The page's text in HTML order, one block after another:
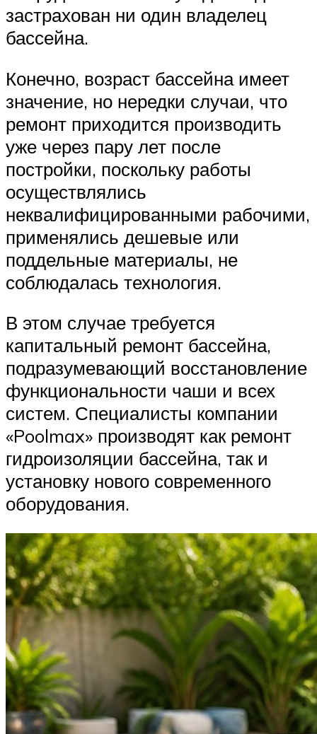
застрахован ни один владелец
бассейна.
Конечно, возраст бассейна имеет
значение, но нередки случаи, что
ремонт приходится производить
уже через пару лет после
постройки, поскольку работы
осуществлялись
неквалифицированными рабочими,
применялись дешевые или
поддельные материалы, не
соблюдалась технология.
В этом случае требуется
капитальный ремонт бассейна,
подразумевающий восстановление
функциональности чаши и всех
систем. Специалисты компании
«Poolmax» производят как ремонт
гидроизоляции бассейна, так и
установку нового современного
оборудования.